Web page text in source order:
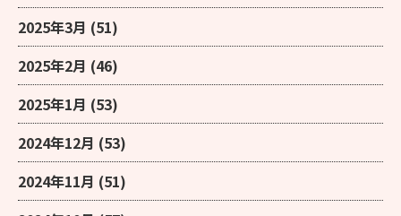
2025年3月 (51)
2025年2月 (46)
2025年1月 (53)
2024年12月 (53)
2024年11月 (51)